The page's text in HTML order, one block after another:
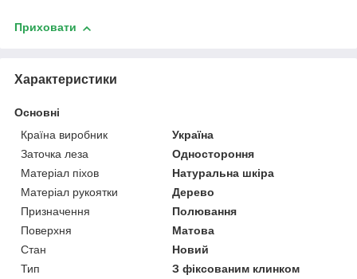
Приховати
Характеристики
Основні
Країна виробник
Україна
Заточка леза
Одностороння
Матеріал піхов
Натуральна шкіра
Матеріал рукоятки
Дерево
Призначення
Полювання
Поверхня
Матова
Стан
Новий
Тип
З фіксованим клинком